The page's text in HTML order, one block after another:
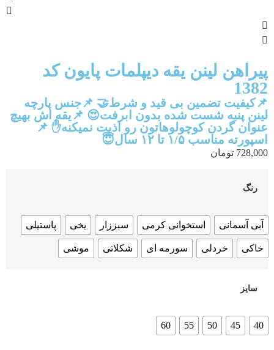
پیراهن لینن یقه دیپلمات پایون کد
1382
📌کیفیت تضمین بی قید و شرط🤝 📌جنس پارچه
لینن پنبه شست شده بدون ابرفت😍 📌یقه اش بهیچ
عنوان گردن کوچولوهاتون رو اذیت نمیکنه✋ 📌
اسپورته مناسب ۱/۵ تا ۱۲ سال😇
728,000 تومان
رنگ
آبی آسمانی استخوانی کرمی سبززار یخی پاستیلی
خاکی خردلی سورمه ای شکلاتی موشی
سایز
40
45
50
55
60